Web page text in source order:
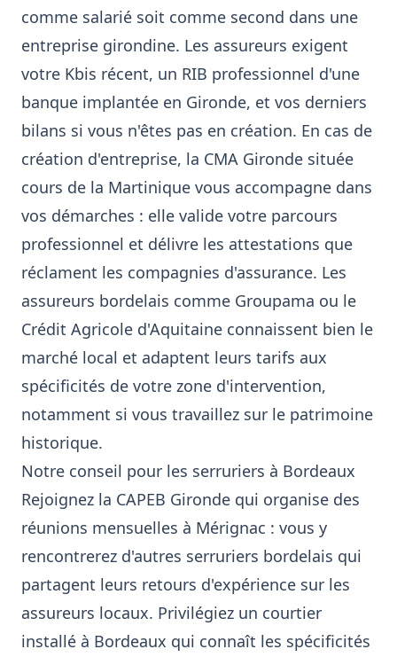
comme salarié soit comme second dans une
entreprise girondine. Les assureurs exigent
votre Kbis récent, un RIB professionnel d'une
banque implantée en Gironde, et vos derniers
bilans si vous n'êtes pas en création. En cas de
création d'entreprise, la CMA Gironde située
cours de la Martinique vous accompagne dans
vos démarches : elle valide votre parcours
professionnel et délivre les attestations que
réclament les compagnies d'assurance. Les
assureurs bordelais comme Groupama ou le
Crédit Agricole d'Aquitaine connaissent bien le
marché local et adaptent leurs tarifs aux
spécificités de votre zone d'intervention,
notamment si vous travaillez sur le patrimoine
historique.
Notre conseil pour les serruriers à Bordeaux
Rejoignez la CAPEB Gironde qui organise des
réunions mensuelles à Mérignac : vous y
rencontrerez d'autres serruriers bordelais qui
partagent leurs retours d'expérience sur les
assureurs locaux. Privilégiez un courtier
installé à Bordeaux qui connaît les spécificités